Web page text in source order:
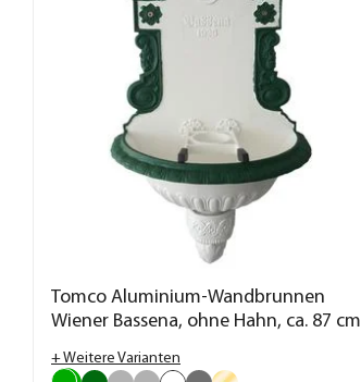
Tomco Aluminium-Wandbrunnen
Wiener Bassena, ohne Hahn, ca. 87 cm
+ Weitere Varianten